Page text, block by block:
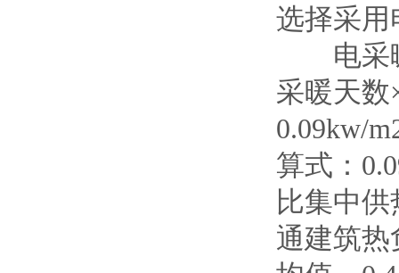
选择采用
电采暖
采暖天
0.09kw/
算式：
比集中供
通建筑热